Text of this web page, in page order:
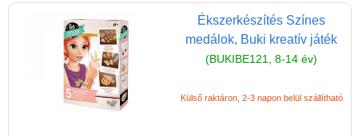
Ékszerkészítés Színes
medálok, Buki kreatív játék
(BUKIBE121, 8-14 év)
Külső raktáron, 2-3 napon belül szállítható
Djeco kreatív játékok
Papír írószer, kreatív
eszközök, rajzeszközök
Kreatív játékok kicsiknek